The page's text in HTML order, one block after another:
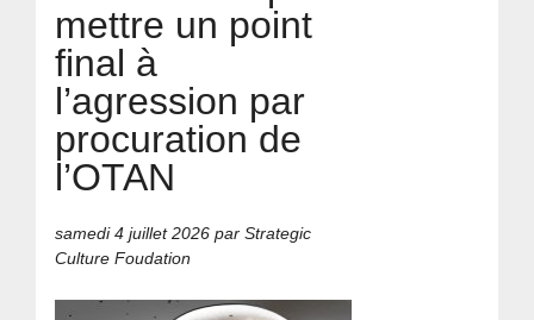
mettre un point
final à
l’agression par
procuration de
l’OTAN
samedi 4 juillet 2026 par Strategic
Culture Foudation